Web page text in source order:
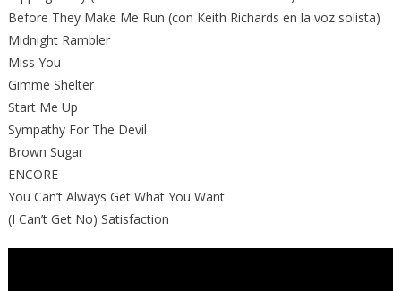
Before They Make Me Run (con Keith Richards en la voz solista)
Midnight Rambler
Miss You
Gimme Shelter
Start Me Up
Sympathy For The Devil
Brown Sugar
ENCORE
You Can’t Always Get What You Want
(I Can’t Get No) Satisfaction